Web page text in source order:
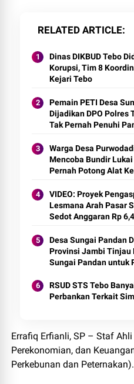
RELATED ARTICLE
Dinas DIKBUD Tebo
Korupsi, Tim 8
Kejari Tebo
Pemain PETI Desa
Dijadikan DPO Polres
Tak Pernah Penuhi
Warga Desa
Mencoba Bundir
Pernah Potong Alat
VIDEO: Proyek
Lesmana Arah Pasar
Sedot Anggaran Rp
Desa Sungai Pandan
Provinsi Jambi Tinjau
Sungai Pandan untuk
RSUD STS Tebo
Perbankan Terkait
Errafiq Erfianli, SP – Staf
Perekonomian, dan
Perkebunan dan Peternakan).